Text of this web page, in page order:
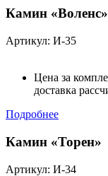
Камин «Воленс»
Артикул: И-35
Цена за
доставка
Подробнее
Камин «Торен»
Артикул: И-34